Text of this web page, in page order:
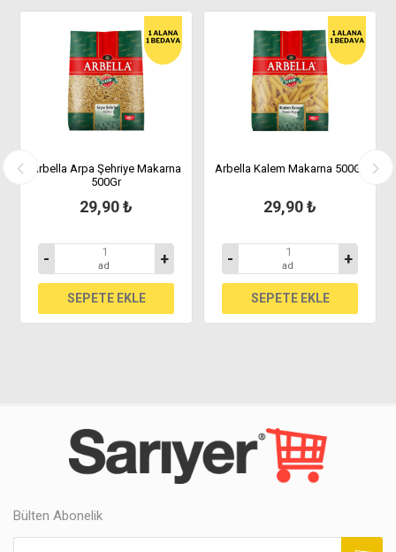
Arbella Arpa Şehriye Makarna
500Gr
29,90 ₺
- ad +
Arbella Kalem Makarna 500Gr
29,90 ₺
- ad +
Bülten Abonelik